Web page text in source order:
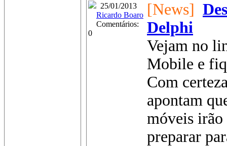
25/01/2013
Ricardo Boaro
Comentários:
0
[News]
Delphi
Vejam no
Mobile e
Com
apontam
móveis irão
preparar